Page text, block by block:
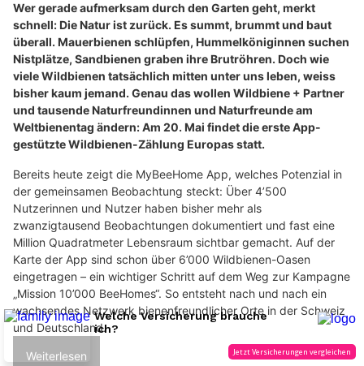
Wer gerade aufmerksam durch den Garten geht, merkt
schnell: Die Natur ist zurück. Es summt, brummt und baut
überall. Mauerbienen schlüpfen, Hummelköniginnen suchen
Nistplätze, Sandbienen graben ihre Brutröhren. Doch wie
viele Wildbienen tatsächlich mitten unter uns leben, weiss
bisher kaum jemand. Genau das wollen Wildbiene + Partner
und tausende Naturfreundinnen und Naturfreunde am
Weltbienentag ändern: Am 20. Mai findet die erste App-
gestützte Wildbienen-Zählung Europas statt.
Bereits heute zeigt die MyBeeHome App, welches Potenzial in
der gemeinsamen Beobachtung steckt: Über 4’500
Nutzerinnen und Nutzer haben bisher mehr als
zwanzigtausend Beobachtungen dokumentiert und fast eine
Million Quadratmeter Lebensraum sichtbar gemacht. Auf der
Karte der App sind schon über 6’000 Wildbienen-Oasen
eingetragen – ein wichtiger Schritt auf dem Weg zur Kampagne
„Mission 10’000 BeeHomes“. So entsteht nach und nach ein
wachsendes Netzwerk bienenfreundlicher Orte in der Schweiz
und Deutschland.
Weiterlesen